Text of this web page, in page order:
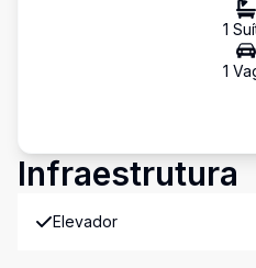
1
1
Infraestrutura
Elevador